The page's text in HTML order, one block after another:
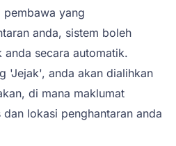
yang
anda, sistem boleh
anda secara automatik.
'Jejak', anda akan dialihkan
di mana maklumat
lokasi penghantaran anda